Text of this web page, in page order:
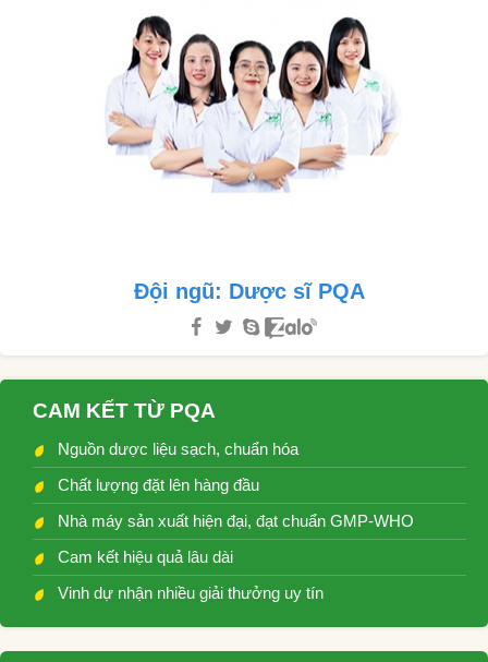
Đội ngũ: Dược sĩ PQA
CAM KẾT TỪ PQA
Nguồn dược liệu sạch, chuẩn hóa
Chất lượng đặt lên hàng đầu
Nhà máy sản xuất hiện đại, đạt chuẩn GMP-WHO
Cam kết hiệu quả lâu dài
Vinh dự nhận nhiều giải thưởng uy tín